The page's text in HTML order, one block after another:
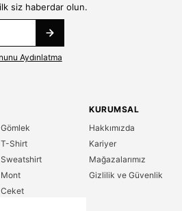
siz haberdar olun.
Aydınlatma
Shirt
KURUMSAL
Hakkımızda
Kariyer
Mağazalarımız
Gizlilik ve Güvenlik